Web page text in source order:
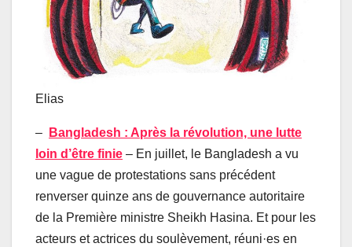
Elias
–
Bangladesh : Après la révolution, une lutte
loin d’être finie – En juillet, le Bangladesh a vu
une vague de protestations sans précédent
renverser quinze ans de gouvernance autoritaire
de la Première ministre Sheikh Hasina. Et pour les
acteurs et actrices du soulèvement, réuni·es en